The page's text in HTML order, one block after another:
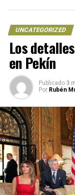
Regresan
extinción
UNCATEGORIZED
Los
en Pekín
Publicado 3
Por Rubén